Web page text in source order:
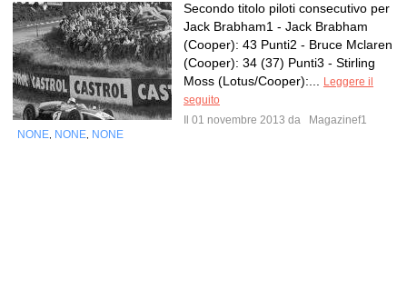
Secondo titolo piloti consecutivo per
Jack Brabham1 - Jack Brabham
(Cooper): 43 Punti2 - Bruce Mclaren
(Cooper): 34 (37) Punti3 - Stirling
Moss (Lotus/Cooper):...
Leggere il
seguito
Il 01 novembre 2013 da
Magazinef1
NONE NONE NONE